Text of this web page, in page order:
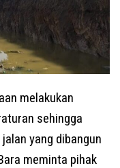
melakukan
sehingga
yang dibangun
meminta pihak